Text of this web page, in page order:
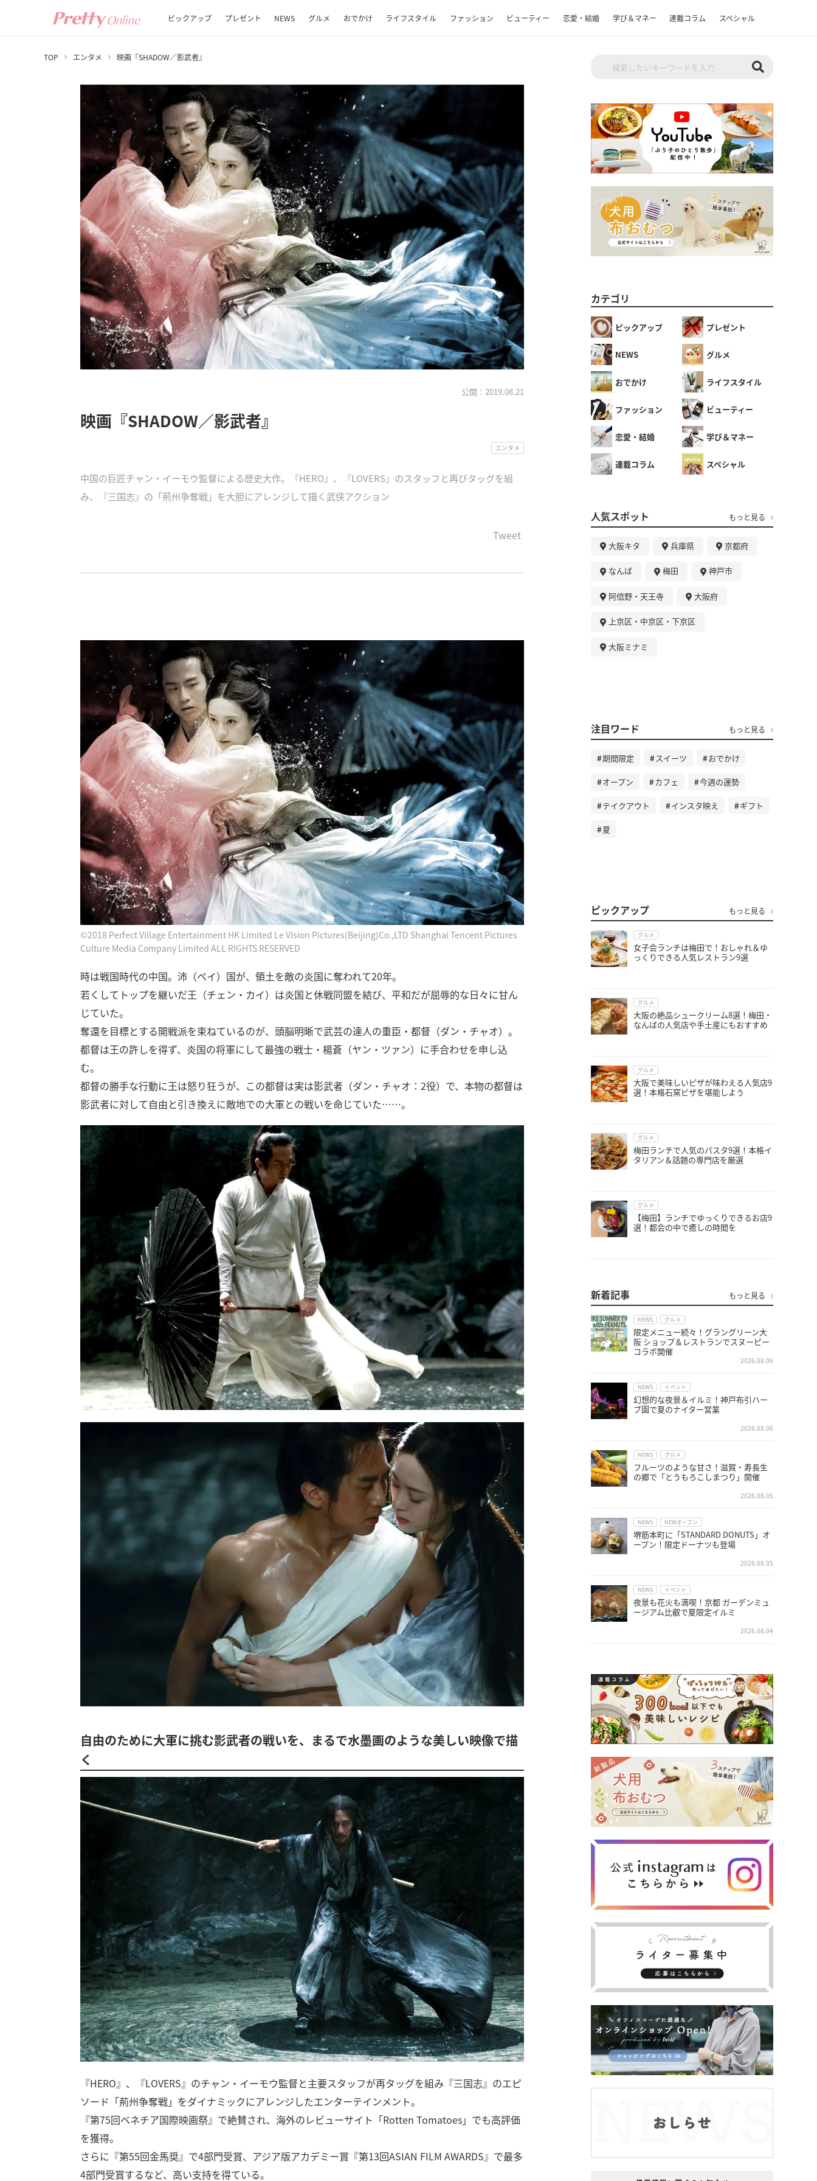
ピックアップ プレゼント NEWS グルメ おでかけ ライフスタイル ファッション ビューティー 恋愛・結婚 学び＆マネー 連載コラム スペシャル
TOP エンタメ 映画『SHADOW／影武者』
公開：2019.08.21
映画『SHADOW／影武者』
エンタメ
中国の巨匠チャン・イーモウ監督による歴史大作。『HERO』、『LOVERS』のスタッフと再びタッグを組
み、『三国志』の「荊州争奪戦」を大胆にアレンジして描く武侠アクション
Tweet
©2018 Perfect Village Entertainment HK Limited Le Vision Pictures(Beijing)Co.,LTD Shanghai Tencent Pictures
Culture Media Company Limited ALL RIGHTS RESERVED
時は戦国時代の中国。沛（ペイ）国が、領土を敵の炎国に奪われて20年。
若くしてトップを継いだ王（チェン・カイ）は炎国と休戦同盟を結び、平和だが屈辱的な日々に甘ん
じていた。
奪還を目標とする開戦派を束ねているのが、頭脳明晰で武芸の達人の重臣・都督（ダン・チャオ）。
都督は王の許しを得ず、炎国の将軍にして最強の戦士・楊蒼（ヤン・ツァン）に手合わせを申し込
む。
都督の勝手な行動に王は怒り狂うが、この都督は実は影武者（ダン・チャオ：2役）で、本物の都督は
影武者に対して自由と引き換えに敵地での大軍との戦いを命じていた……。
自由のために大軍に挑む影武者の戦いを、まるで水墨画のような美しい映像で描
く
『HERO』、『LOVERS』のチャン・イーモウ監督と主要スタッフが再タッグを組み『三国志』のエピ
ソード「荊州争奪戦」をダイナミックにアレンジしたエンターテインメント。
『第75回ベネチア国際映画祭』で絶賛され、海外のレビューサイト「Rotten Tomatoes」でも高評価
を獲得。
さらに『第55回金馬奨』で4部門受賞、アジア版アカデミー賞『第13回ASIAN FILM AWARDS』で最多
4部門受賞するなど、高い支持を得ている。
カテゴリ
ピックアップ プレゼント
NEWS グルメ
おでかけ ライフスタイル
ファッション ビューティー
恋愛・結婚 学び＆マネー
連載コラム スペシャル
人気スポット もっと見る
大阪キタ 兵庫県 京都府
なんば 梅田 神戸市
阿倍野・天王寺 大阪府
上京区・中京区・下京区
大阪ミナミ
注目ワード もっと見る
期間限定 スイーツ おでかけ
オープン カフェ 今週の運勢
テイクアウト インスタ映え ギフト
夏
ピックアップ もっと見る
グルメ
女子会ランチは梅田で！おしゃれ＆ゆ
っくりできる人気レストラン9選
グルメ
大阪の絶品シュークリーム8選！梅田・
なんばの人気店や手土産にもおすすめ
グルメ
大阪で美味しいピザが味わえる人気店9
選！本格石窯ピザを堪能しよう
グルメ
梅田ランチで人気のパスタ9選！本格イ
タリアン＆話題の専門店を厳選
グルメ
【梅田】ランチでゆっくりできるお店9
選！都会の中で癒しの時間を
新着記事 もっと見る
NEWS グルメ
限定メニュー続々！グラングリーン大
阪 ショップ＆レストランでスヌーピー
コラボ開催
2026.08.06
NEWS イベント
幻想的な夜景＆イルミ！神戸布引ハー
ブ園で夏のナイター営業
2026.08.06
NEWS グルメ
フルーツのような甘さ！滋賀・寿長生
の郷で「とうもろこしまつり」開催
2026.08.05
NEWS NEWオープン
堺筋本町に「STANDARD DONUTS」オ
ープン！限定ドーナツも登場
2026.08.05
NEWS イベント
夜景も花火も満喫！京都 ガーデンミュ
ージアム比叡で夏限定イルミ
2026.08.04